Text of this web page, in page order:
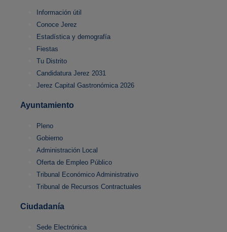
Información útil
Conoce Jerez
Estadística y demografía
Fiestas
Tu Distrito
Candidatura Jerez 2031
Jerez Capital Gastronómica 2026
Ayuntamiento
Pleno
Gobierno
Administración Local
Oferta de Empleo Público
Tribunal Económico Administrativo
Tribunal de Recursos Contractuales
Ciudadanía
Sede Electrónica